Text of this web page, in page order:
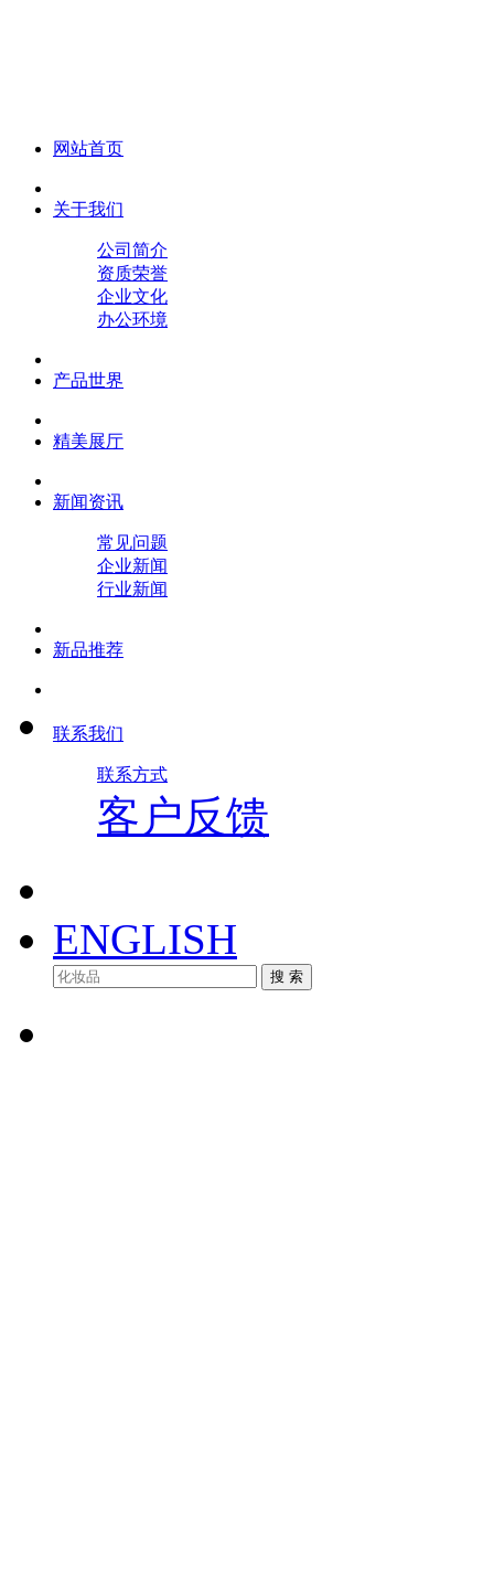
网站首页
关于我们
公司简介
资质荣誉
企业文化
办公环境
产品世界
精美展厅
新闻资讯
常见问题
企业新闻
行业新闻
新品推荐
联系我们
联系方式
客户反馈
ENGLISH